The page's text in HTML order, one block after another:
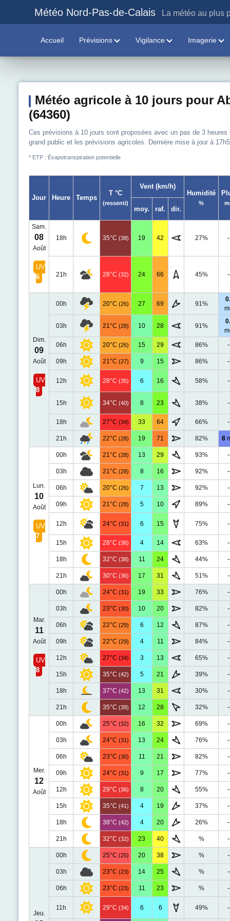
Météo Nord-Pas-de-Calais La météo au plus
Accueil Prévisions Vigilance Imagerie
Météo agricole à 10 jours pour
(64360)
Ces prévisions à 10 jours sont proposées avec un pas de 3
grand public et les prévisions agricoles. Dernière mise à jour à
* ETP : Évapotranspiration potentielle
Jour Heure Temps
T °C
(ressenti)
Vent (km/h)
Humidité
%
moy. raf. dir.
Sam.
08
Août
UV
6
18h 35°C (38) 19 42 27%
21h 28°C (32) 24 66 45%
Dim.
09
Août
UV
8
00h 20°C (26) 27 69 91%
03h 21°C (28) 10 28 91%
06h 20°C (26) 15 29 86%
09h 21°C (27) 9 15 86%
12h 28°C (35) 6 16 58%
15h 34°C (40) 8 23 38%
18h 27°C (34) 33 64 66%
21h 22°C (28) 19 71 82% 8
Lun.
10
Août
UV
7
00h 21°C (28) 13 29 93%
03h 21°C (28) 8 16 92%
06h 20°C (26) 7 13 92%
09h 21°C (28) 5 10 89%
12h 24°C (31) 6 15 75%
15h 28°C (36) 4 14 63%
18h 32°C (38) 11 24 44%
21h 30°C (36) 17 31 51%
Mar.
11
Août
UV
8
00h 24°C (31) 19 33 76%
03h 23°C (30) 10 20 82%
06h 22°C (29) 6 12 87%
09h 22°C (29) 4 11 84%
12h 27°C (34) 3 13 65%
15h 35°C (42) 5 21 39%
18h 37°C (42) 13 31 30%
21h 35°C (39) 12 28 32%
Mer.
12
Août
00h 25°C (32) 16 32 69%
03h 24°C (31) 13 24 76%
06h 23°C (30) 11 21 82%
09h 24°C (31) 9 17 77%
12h 29°C (36) 8 20 55%
15h 35°C (41) 4 19 37%
18h 38°C (42) 4 20 26%
21h 32°C (32) 23 40 %
Jeu.
00h 25°C (25) 20 38 %
03h 23°C (23) 14 25 %
06h 23°C (23) 11 23 %
11h 29°C (34) 6 6 49%